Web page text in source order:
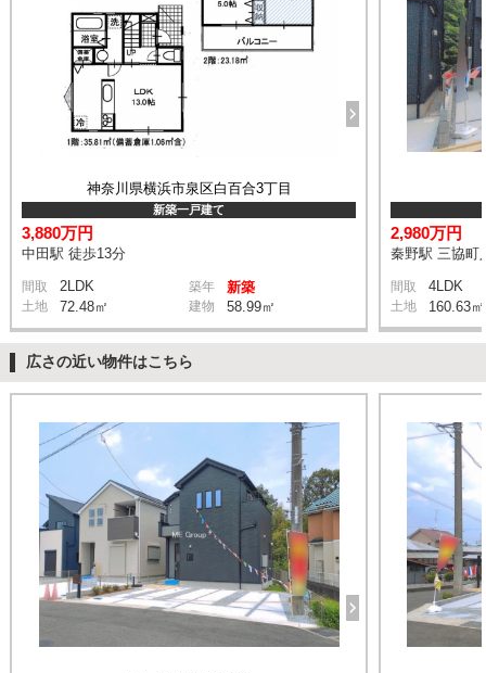
神奈川県横浜市泉区白百合3丁目
新築一戸建て
3,880万円
中田駅 徒歩13分
間取 2LDK 築年 新築
土地 72.48㎡ 建物 58.99㎡
2,980万円
秦野駅 三協町
間取 4LDK
土地 160.63㎡
広さの近い物件はこちら